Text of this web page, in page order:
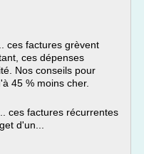
ces factures grèvent
ces dépenses
Nos conseils pour
45 % moins cher.
ces factures récurrentes
d'un...